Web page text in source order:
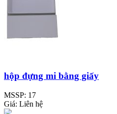
hộp đựng mi bằng giấy
MSSP: 17
Giá: Liên hệ